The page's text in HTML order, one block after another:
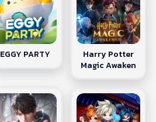
EGGY PARTY
Harry Potter
Magic Awaken